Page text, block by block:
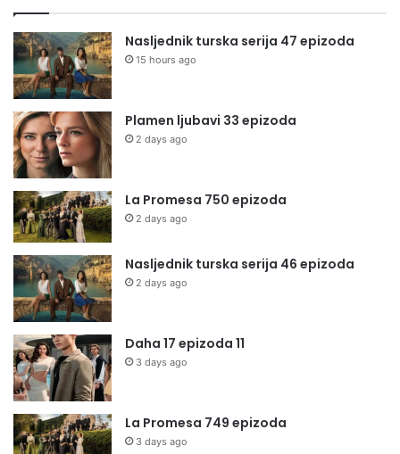
Nasljednik turska serija 47 epizoda
15 hours ago
Plamen ljubavi 33 epizoda
2 days ago
La Promesa 750 epizoda
2 days ago
Nasljednik turska serija 46 epizoda
2 days ago
Daha 17 epizoda 11
3 days ago
La Promesa 749 epizoda
3 days ago